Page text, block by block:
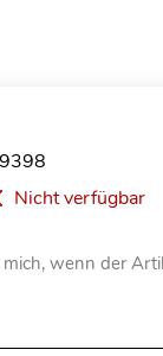
Nicht verfügbar
wenn der